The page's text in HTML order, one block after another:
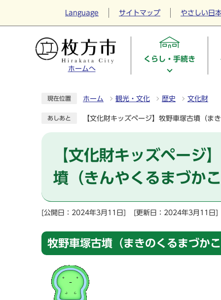
Language サイトマップ やさしい日
ホームへ
くらし・手続き
現在位置 ホーム 観光・文化 歴史 文化財
あしあと 【文化財キッズページ】牧野車塚古墳（ま
【文化財キッズページ
墳（きんやくるまづか
[公開日：2024年3月11日] [更新日：2024年3月11日]
牧野車塚古墳（まきのくるまづか